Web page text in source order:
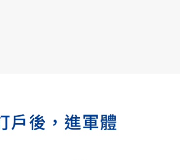
後，進軍體